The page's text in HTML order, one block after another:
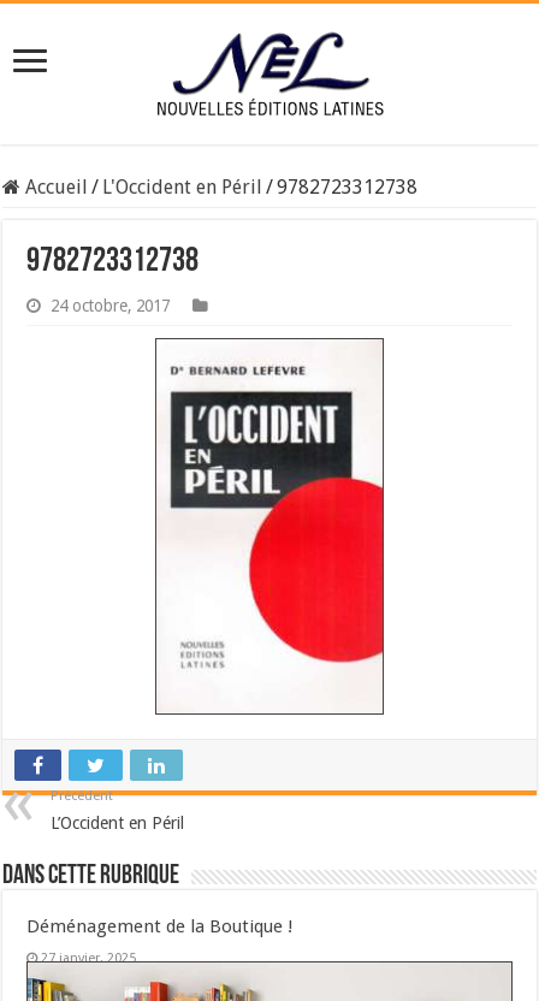
Accueil / L'Occident en Péril /9782723312738
9782723312738
24 octobre, 2017
Précédent
L’Occident en Péril
Dans cette Rubrique
Déménagement de la Boutique !
27 janvier, 2025